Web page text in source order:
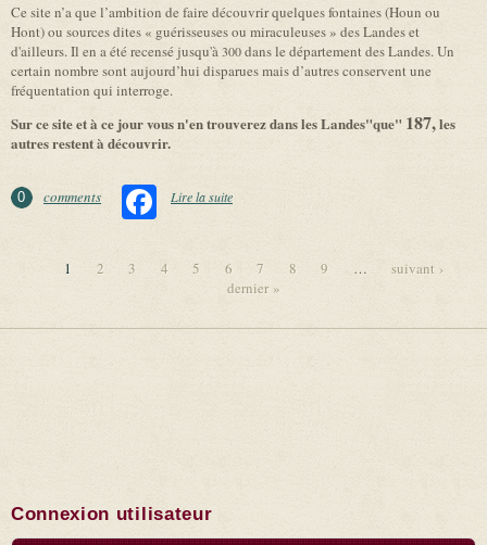
Ce site n’a que l’ambition de faire découvrir quelques fontaines (Houn ou
Hont) ou sources dites « guérisseuses ou miraculeuses » des Landes et
d'ailleurs. Il en a été recensé jusqu'à300dans le département des Landes. Un
certain nombre sont aujourd’hui disparues mais d’autres conservent une
fréquentation qui interroge.
Sur ce site et à ce jour vous n'en trouverez dans les Landes"que" 187,les
autres restent à découvrir.
0 comments Facebook
Lire la suite
1 2 3 4 5 6 7 8 9 …
suivant ›
dernier »
Connexion utilisateur